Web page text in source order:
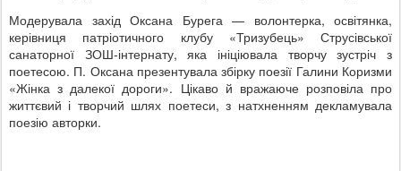
Модерувала захід Оксана Бурега — волонтерка, освітянка,
керівниця патріотичного клубу «Тризубець» Струсівської
санаторної ЗОШ-інтернату, яка ініціювала творчу зустріч з
поетесою. П. Оксана презентувала збірку поезії Галини Коризми
«Жінка з далекої дороги». Цікаво й вражаюче розповіла про
життєвий і творчий шлях поетеси, з натхненням декламувала
поезію авторки.